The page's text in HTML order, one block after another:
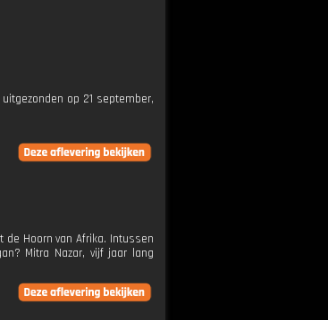
op 21 september,
de Hoorn van Afrika. Intussen
Mitra Nazar, vijf jaar lang